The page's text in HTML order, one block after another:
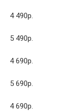
4 490р.
5 490р.
4 690р.
5 690р.
4 690р.